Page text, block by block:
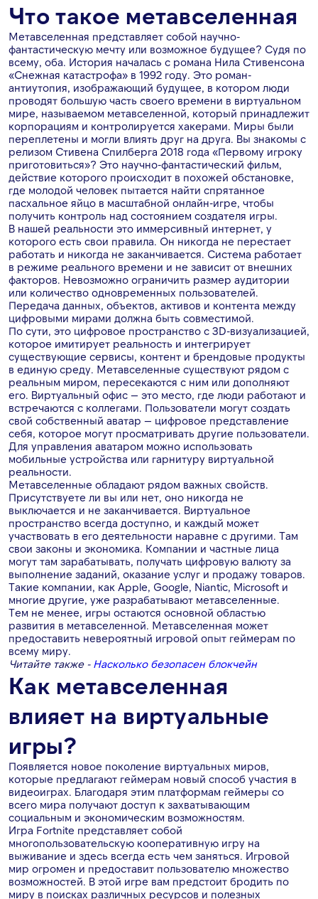
Что такое метавселенная
Метавселенная представляет собой научно-
фантастическую мечту или возможное будущее? Судя по
всему, оба. История началась с романа Нила Стивенсона
«Снежная катастрофа» в 1992 году. Это роман-
антиутопия, изображающий будущее, в котором люди
проводят большую часть своего времени в виртуальном
мире, называемом метавселенной, который принадлежит
корпорациям и контролируется хакерами. Миры были
переплетены и могли влиять друг на друга. Вы знакомы с
релизом Стивена Спилберга 2018 года «Первому игроку
приготовиться»? Это научно-фантастический фильм,
действие которого происходит в похожей обстановке,
где молодой человек пытается найти спрятанное
пасхальное яйцо в масштабной онлайн-игре, чтобы
получить контроль над состоянием создателя игры.
В нашей реальности это иммерсивный интернет, у
которого есть свои правила. Он никогда не перестает
работать и никогда не заканчивается. Система работает
в режиме реального времени и не зависит от внешних
факторов. Невозможно ограничить размер аудитории
или количество одновременных пользователей.
Передача данных, объектов, активов и контента между
цифровыми мирами должна быть совместимой.
По сути, это цифровое пространство с 3D-визуализацией,
которое имитирует реальность и интегрирует
существующие сервисы, контент и брендовые продукты
в единую среду. Метавселенные существуют рядом с
реальным миром, пересекаются с ним или дополняют
его. Виртуальный офис — это место, где люди работают и
встречаются с коллегами. Пользователи могут создать
свой собственный аватар — цифровое представление
себя, которое могут просматривать другие пользователи.
Для управления аватаром можно использовать
мобильные устройства или гарнитуру виртуальной
реальности.
Метавселенные обладают рядом важных свойств.
Присутствуете ли вы или нет, оно никогда не
выключается и не заканчивается. Виртуальное
пространство всегда доступно, и каждый может
участвовать в его деятельности наравне с другими. Там
свои законы и экономика. Компании и частные лица
могут там зарабатывать, получать цифровую валюту за
выполнение заданий, оказание услуг и продажу товаров.
Такие компании, как Apple, Google, Niantic, Microsoft и
многие другие, уже разрабатывают метавселенные.
Тем не менее, игры остаются основной областью
развития в метавселенной. Метавселенная может
предоставить невероятный игровой опыт геймерам по
всему миру.
Читайте также - Насколько безопасен блокчейн
Как метавселенная
влияет на виртуальные
игры?
Появляется новое поколение виртуальных миров,
которые предлагают геймерам новый способ участия в
видеоиграх. Благодаря этим платформам геймеры со
всего мира получают доступ к захватывающим
социальным и экономическим возможностям.
Игра Fortnite представляет собой
многопользовательскую кооперативную игру на
выживание и здесь всегда есть чем заняться. Игровой
мир огромен и предоставит пользователю множество
возможностей. В этой игре вам предстоит бродить по
миру в поисках различных ресурсов и полезных